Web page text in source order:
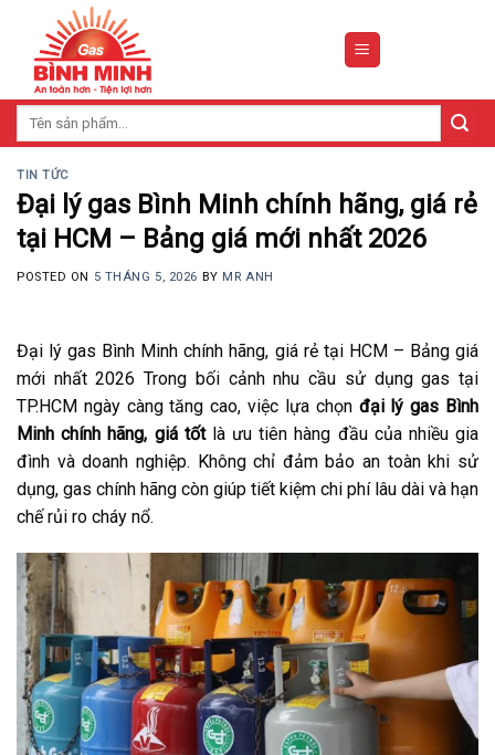
content
TIN TỨC
Đại lý gas Bình Minh chính hãng, giá rẻ
tại HCM – Bảng giá mới nhất 2026
POSTED ON 5 THÁNG 5, 2026 BY MR ANH
Đại lý gas Bình Minh chính hãng, giá rẻ tại HCM – Bảng giá
mới nhất 2026 Trong bối cảnh nhu cầu sử dụng gas tại
TP.HCM ngày càng tăng cao, việc lựa chọn đại lý gas Bình
Minh chính hãng, giá tốtlà ưu tiên hàng đầu của nhiều gia
đình và doanh nghiệp. Không chỉ đảm bảo an toàn khi sử
dụng, gas chính hãng còn giúp tiết kiệm chi phí lâu dài và hạn
chế rủi ro cháy nổ.